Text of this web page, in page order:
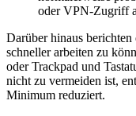
oder VPN-Zugriff
Darüber hinaus
schneller arbeiten zu
oder Trackpad und
nicht zu vermeiden ist,
Minimum reduziert.